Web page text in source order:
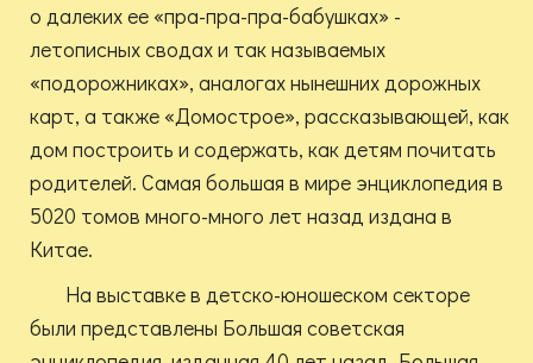
о далеких ее «пра-пра-пра-бабушках» -
летописных сводах и так называемых
«подорожниках», аналогах нынешних дорожных
карт, а также «Домострое», рассказывающей, как
дом построить и содержать, как детям почитать
родителей. Самая большая в мире энциклопедия в
5020 томов много-много лет назад издана в
Китае.
На выставке в детско-юношеском секторе
были представлены Большая советская